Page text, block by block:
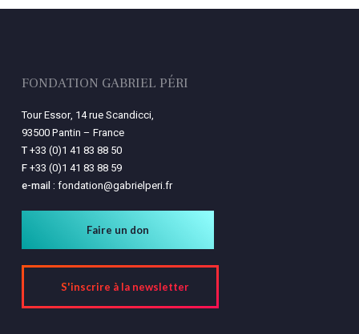
FONDATION GABRIEL PÉRI
Tour Essor, 14 rue Scandicci,
93500 Pantin – France
T+33 (0)1 41 83 88 50
F+33 (0)1 41 83 88 59
e-mail : fondation@gabrielperi.fr
Faire un don
S'inscrire à la newsletter